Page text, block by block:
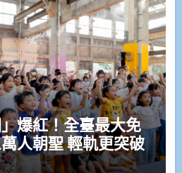
爆紅！全臺最大免
人朝聖 輕軌更突破